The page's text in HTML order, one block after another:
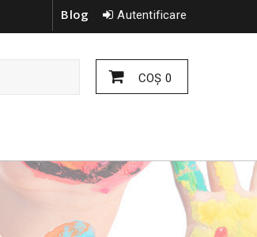
Autentificare
Blog
COŞ 0